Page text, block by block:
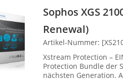
Sophos XGS
Renewal)
Artikel-Nummer:
Xstream Protection – EIN
Protection Bundle der
nächsten Generation.